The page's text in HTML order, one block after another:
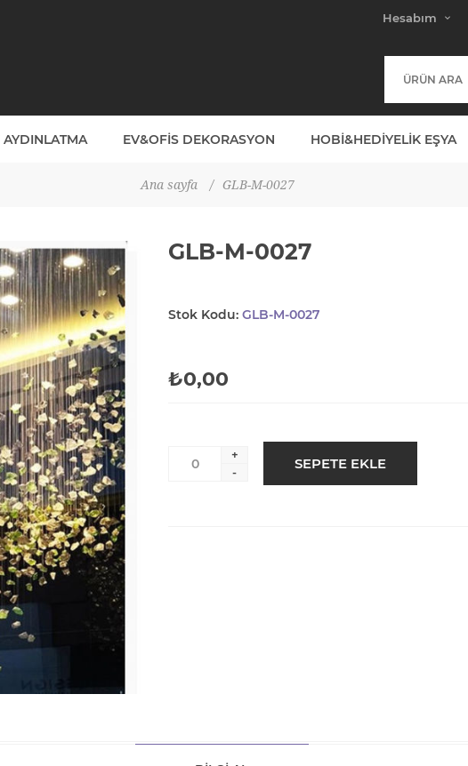
Hesabım
EV&OFIS DEKORASYON HOBI&HEDIYELIK EŞYA
Ana sayfa / GLB-M-0027
GLB-M-0027
Stok Kodu: GLB-M-0027
₺0,00
+
-